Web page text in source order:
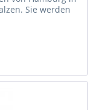
Sie werden